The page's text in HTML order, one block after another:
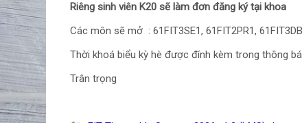
Riêng sinh viên K20 sẽ làm đơn đăng ký tại khoa
Các môn sẽ mở : 61FIT3SE1, 61FIT2PR1,
Thời khoá biểu kỳ hè được đính kèm trong thông
Trân trọng